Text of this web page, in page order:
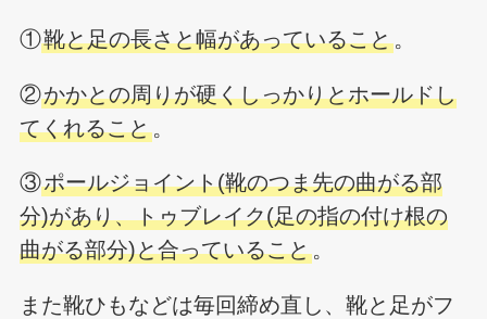
①靴と足の長さと幅があっていること。
②かかとの周りが硬くしっかりとホールドし
てくれること。
③ポールジョイント(靴のつま先の曲がる部
分)があり、トゥブレイク(足の指の付け根の
曲がる部分)と合っていること。
また靴ひもなどは毎回締め直し、靴と足がフ